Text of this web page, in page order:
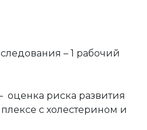
– 1 рабочий
оценка риска развития
с холестерином и